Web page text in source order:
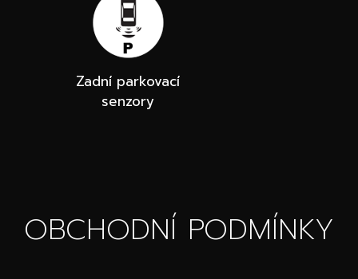
Zadní parkovací
senzory
OBCHODNÍ PODMÍNKY